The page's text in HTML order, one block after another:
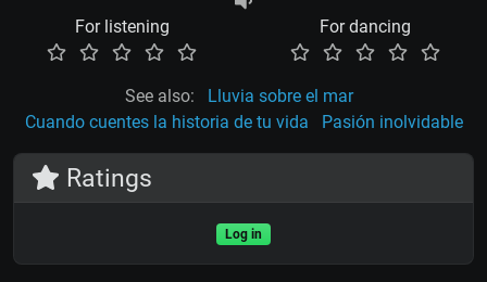
For listening For dancing
See also:
Lluvia sobre el mar
Cuando cuentes la historia de tu vida
Pasión inolvidable
Ratings
Log in